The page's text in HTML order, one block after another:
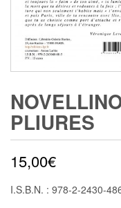
PLIURES
15,00€
I.S.B.N. : 978-2-2430-